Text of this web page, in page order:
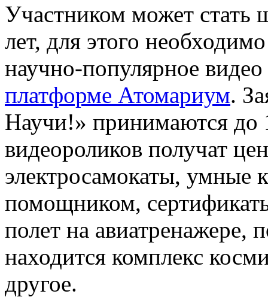
Участником может стать
лет, для этого
научно-популярное
платформе Атомариум.
Научи!» принимаются
видеороликов получат
электросамокаты, умные
помощником,
полет на авиатренажере,
находится комплекс
другое.